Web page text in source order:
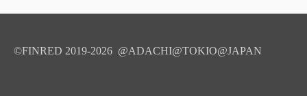
©FINRED 2019-2026 @ADACHI@TOKIO@JAPAN